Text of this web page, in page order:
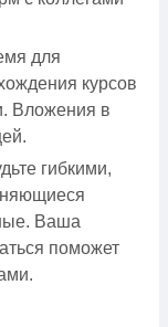
для
курсов
Вложения в
гибкими,
Ваша
поможет